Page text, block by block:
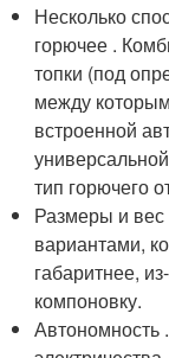
Несколько
горючее .
топки (под
между
встроенной
тип горючего
Размеры и
вариантами,
габаритнее,
компоновку.
Автономность